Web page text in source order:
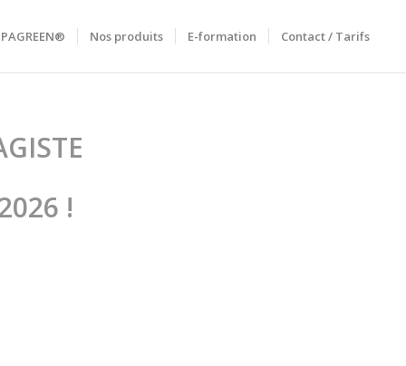
Nos produits E-formation Contact / Tarifs
!